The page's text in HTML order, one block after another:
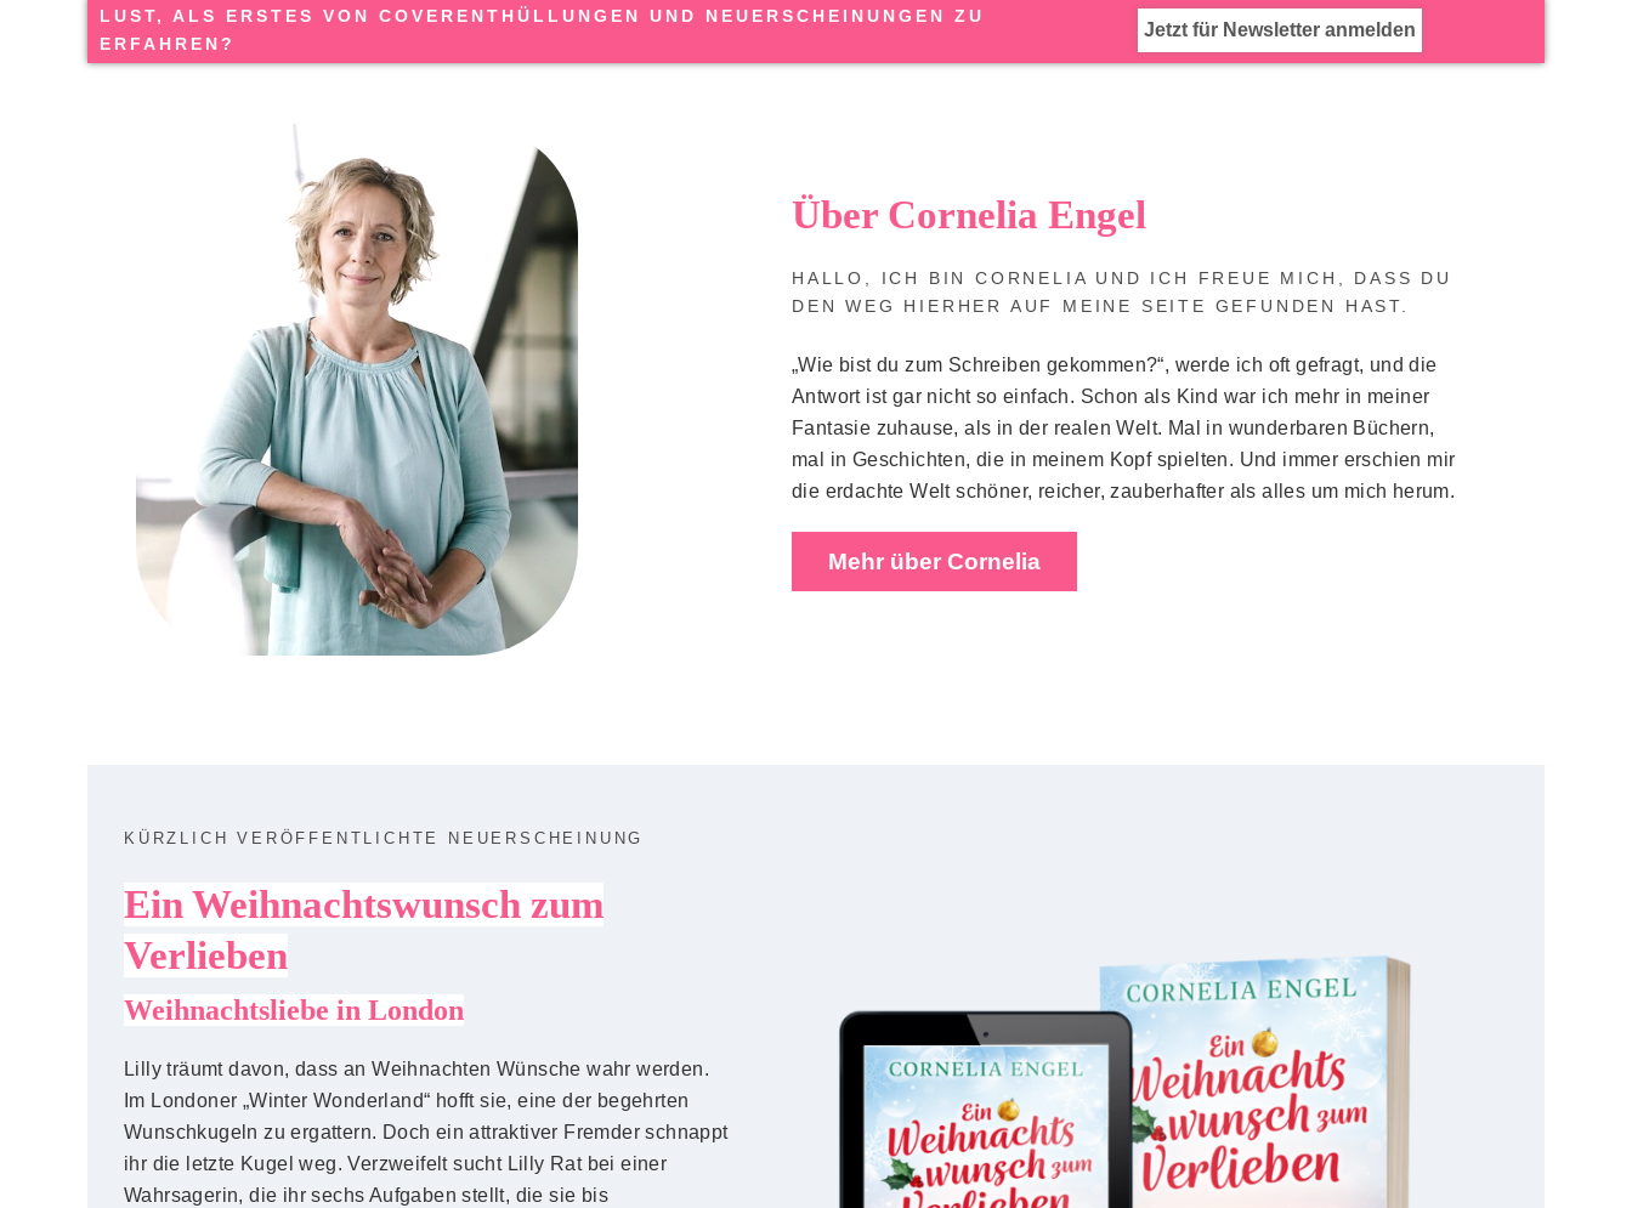
LUST, ALS ERSTES VON COVERENTHÜLLUNGEN UND NEUERSCHEINUNGEN ZU
ERFAHREN?
Jetzt für Newsletter anmelden
Über Cornelia Engel
HALLO, ICH BIN CORNELIA UND ICH FREUE MICH, DASS DU
DEN WEG HIERHER AUF MEINE SEITE GEFUNDEN HAST.
„Wie bist du zum Schreiben gekommen?“, werde ich oft gefragt, und die
Antwort ist gar nicht so einfach. Schon als Kind war ich mehr in meiner
Fantasie zuhause, als in der realen Welt. Mal in wunderbaren Büchern,
mal in Geschichten, die in meinem Kopf spielten. Und immer erschien mir
die erdachte Welt schöner, reicher, zauberhafter als alles um mich herum.
Mehr über Cornelia
KÜRZLICH VERÖFFENTLICHTE NEUERSCHEINUNG
Ein Weihnachtswunsch zum
Verlieben
Weihnachtsliebe in London
Lilly träumt davon, dass an Weihnachten Wünsche wahr werden.
Im Londoner „Winter Wonderland“ hofft sie, eine der begehrten
Wunschkugeln zu ergattern. Doch ein attraktiver Fremder schnappt
ihr die letzte Kugel weg. Verzweifelt sucht Lilly Rat bei einer
Wahrsagerin, die ihr sechs Aufgaben stellt, die sie bis